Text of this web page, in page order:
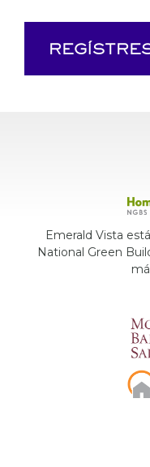
Emerald Vista
National Green